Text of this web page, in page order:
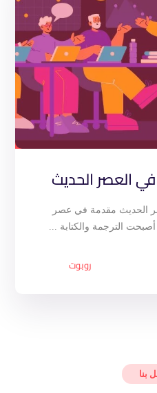
في العصر الحديث
روبوت
الحديث مقدمة في عصر
أصبحت الترجمة والكتابة ...
بنا